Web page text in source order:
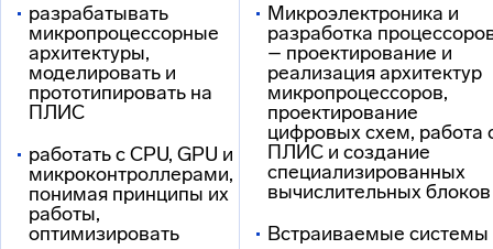
разрабатывать
микропроцессорные
архитектуры,
моделировать и
прототипировать на
ПЛИС
работать с CPU, GPU и
микроконтроллерами,
понимая принципы их
работы,
оптимизировать
Микроэлектроника и
разработка
– проектирование и
реализация архитектур
микропроцессоров,
проектирование
цифровых схем, работа
ПЛИС и создание
специализированных
вычислительных блоков
Встраиваемые